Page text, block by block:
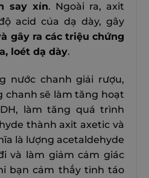
say xỉn. Ngoài ra, axit
acid của dạ dày, gây
gây ra các triệu chứng
loét dạ dày.
nước chanh giải rượu,
chanh sẽ làm tăng hoạt
làm tăng quá trình
thành axit axetic và
là lượng acetaldehyde
và làm giảm cảm giác
bạn cảm thấy tỉnh táo